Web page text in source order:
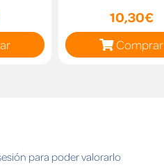
10,30€
Comprar
para poder valorarlo